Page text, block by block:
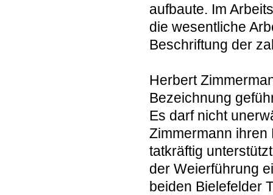
aufbaute. Im
die wesentliche
Beschriftung der
Herbert
Bezeichnung
Es darf nicht
Zimmermann ihren
tatkräftig
der Weierführung
beiden Bielefelder